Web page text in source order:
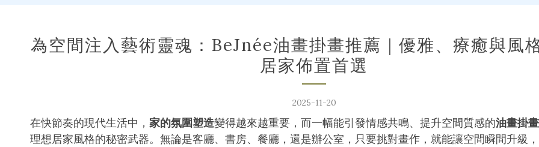
為空間注入藝術靈魂：BeJnée油畫掛畫推薦｜優雅、療癒與風
居家佈置首選
2025-11-20
在快節奏的現代生活中， 家的氛圍塑造變得越來越重要，而一幅能引發情感共鳴、提升空間質感的油畫掛畫
理想居家風格的秘密武器。無論是客廳、書房、餐廳，還是辦公室，只要挑對畫作，就能讓空間瞬間升級